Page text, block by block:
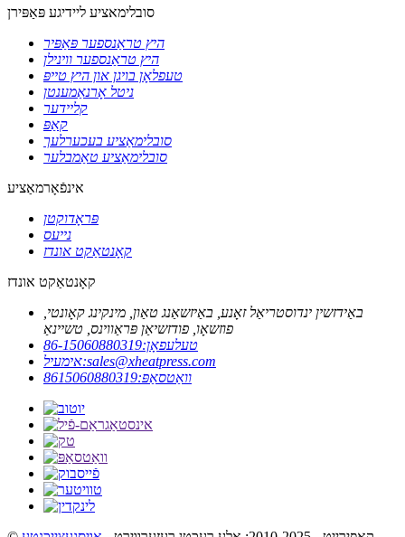
סובלימאציע ליידיגע פּאַפּירן
היץ טראַנספער פּאַפּיר
היץ טראַנספער ווינילן
טעפלאָן בויגן און היץ טייפּ
ניטל אָרנאַמענטן
קליידער
קאַפּ
סובלימאַציע בעכערלעך
סובלימאַציע טאַמבלער
אינפֿאָרמאַציע
פּראָדוקטן
נייעס
קאָנטאַקט אונדז
קאָנטאַקט אונדז
באַידזשין ינדוסטריאַל זאָנע, באַיזשאַנג טאַון, מינקינג קאָונטי,
פוזשאָו, פודזשיאַן פּראַווינס, טשיינאַ
טעלעפאָן:86-15060880319
אימעיל:sales@xheatpress.com
וואַטסאַפּ:8615060880319